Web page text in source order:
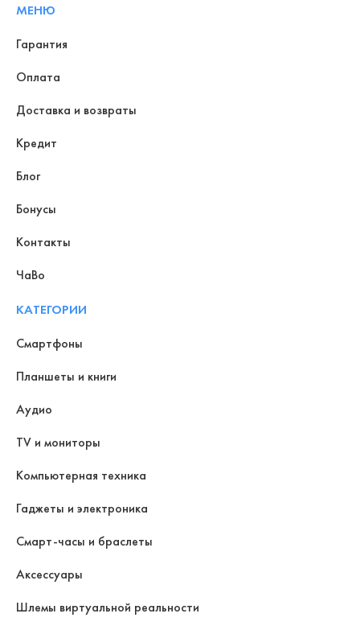
МЕНЮ
Гарантия
Оплата
Доставка и возвраты
Кредит
Блог
Бонусы
Контакты
ЧаВо
КАТЕГОРИИ
Смартфоны
Планшеты и книги
Аудио
TV и мониторы
Компьютерная техника
Гаджеты и электроника
Смарт-часы и браслеты
Аксессуары
Шлемы виртуальной реальности